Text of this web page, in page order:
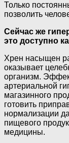
Только
позволить
Сейчас же
это доступно
Хрен насыщен
оказывает
организм.
артериальной
магазинного
готовить
нормализации
пищевого
медицины.